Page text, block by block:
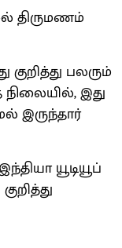
ல் திருமணம்
பலரும்
நிலையில், இது
இருந்தார்
யூடியூப்